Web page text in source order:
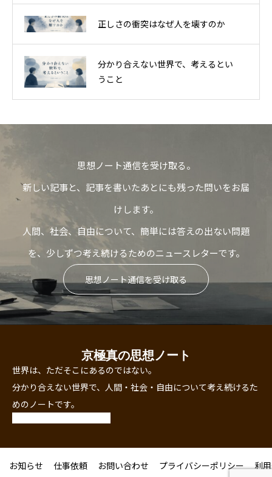
正しさの衝突はなぜ人を壊すのか
分かり合えない世界で、考えるとい
うこと
思想ノート通信を受け取る。
新しい記事と、記事を書いたあとにも残った問いをお届
けします。
人間、社会、自由について、簡単には答えの出ない問題
を、少しずつ考え続けるためのニュースレターです。
思想ノート通信を受け取る
京極真の思想ノート
世界は、ただそこにあるのではない。
分かり合えない世界で、人間・社会・自由について考え続けるた
めのノートです。
お知らせ 仕事依頼 お問い合わせ プライバシーポリシー 利